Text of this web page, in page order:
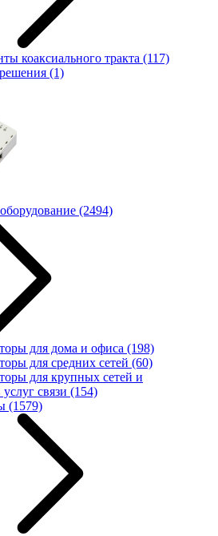
коаксиального тракта (117)
(1)
(2494)
для дома и офиса (198)
для средних сетей (60)
для крупных сетей и
связи (154)
(1579)